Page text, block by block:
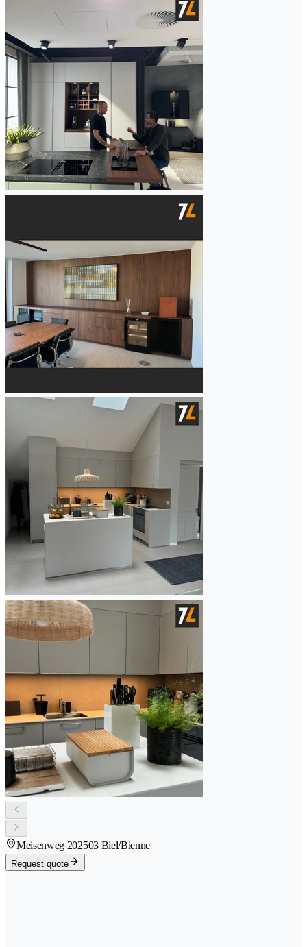
Meisenweg 202503 Biel/Bienne
Request quote